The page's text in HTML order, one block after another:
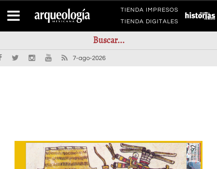
TIENDA IMPRESOS
TIENDA DIGITALES
7-ago-2026